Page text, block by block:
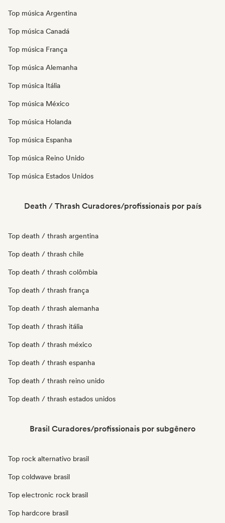
Top música Argentina
Top música Canadá
Top música França
Top música Alemanha
Top música Itália
Top música México
Top música Holanda
Top música Espanha
Top música Reino Unido
Top música Estados Unidos
Death / Thrash Curadores/profissionais por país
Top death / thrash argentina
Top death / thrash chile
Top death / thrash colômbia
Top death / thrash frança
Top death / thrash alemanha
Top death / thrash itália
Top death / thrash méxico
Top death / thrash espanha
Top death / thrash reino unido
Top death / thrash estados unidos
Brasil Curadores/profissionais por subgênero
Top rock alternativo brasil
Top coldwave brasil
Top electronic rock brasil
Top hardcore brasil